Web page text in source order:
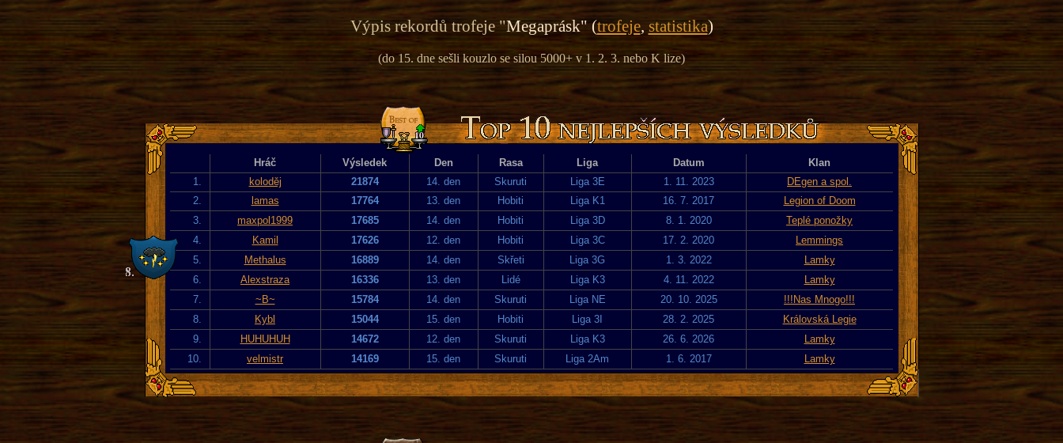
Výpis rekordů trofeje "Megaprásk" (trofeje, statistika)
(do 15. dne sešli kouzlo se silou 5000+ v 1. 2. 3. nebo K lize)
Hráč Výsledek Den Rasa Liga Datum
Klan
1.
koloděj 21874 14. den Skuruti Liga 3E 1. 11. 2023
DEgen a spol.
2.
lamas 17764 13. den Hobiti Liga K1 16. 7. 2017
Legion of Doom
3.
maxpol1999 17685 14. den Hobiti Liga 3D 8. 1. 2020
Teplé ponožky
4.
Kamil 17626 12. den Hobiti Liga 3C 17. 2. 2020
Lemmings
5.
Methalus 16889 14. den Skřeti Liga 3G 1. 3. 2022
Lamky
6.
Alexstraza 16336 13. den Lidé Liga K3 4. 11. 2022
Lamky
7.
~B~ 15784 14. den Skuruti Liga NE 20. 10. 2025
!!!Nas Mnogo!!!
8.
Kybl 15044 15. den Hobiti Liga 3I 28. 2. 2025
Královská Legie
9.
HUHUHUH 14672 12. den Skuruti Liga K3 26. 6. 2026
Lamky
10.
velmistr 14169 15. den Skuruti Liga 2Am 1. 6. 2017 Lamky